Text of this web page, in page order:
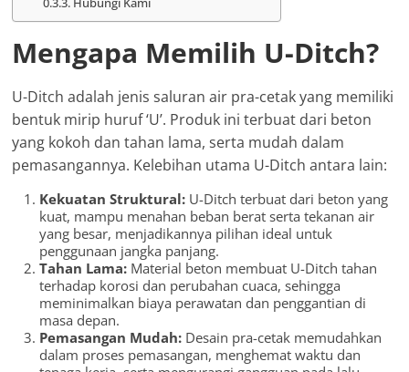
Mengapa Memilih U-Ditch?
U-Ditch adalah jenis saluran air pra-cetak yang memiliki
bentuk mirip huruf ‘U’. Produk ini terbuat dari beton
yang kokoh dan tahan lama, serta mudah dalam
pemasangannya. Kelebihan utama U-Ditch antara lain:
Kekuatan Struktural: U-Ditch terbuat dari beton yang
kuat, mampu menahan beban berat serta tekanan air
yang besar, menjadikannya pilihan ideal untuk
penggunaan jangka panjang.
Tahan Lama: Material beton membuat U-Ditch tahan
terhadap korosi dan perubahan cuaca, sehingga
meminimalkan biaya perawatan dan penggantian di
masa depan.
Pemasangan Mudah: Desain pra-cetak memudahkan
dalam proses pemasangan, menghemat waktu dan